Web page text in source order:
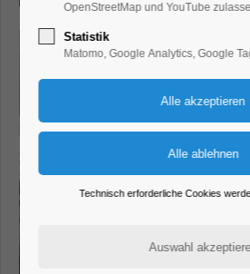
OpenStreetMap und YouTube
Statistik
Matomo, Google Analytics, Google
Technisch erforderliche Cookies